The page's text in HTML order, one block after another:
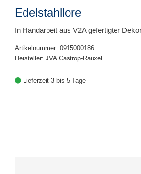
Edelstahllore
In Handarbeit aus V2A gefertigter
Artikelnummer: 0915000186
Hersteller: JVA Castrop-Rauxel
Lieferzeit 3 bis 5 Tage